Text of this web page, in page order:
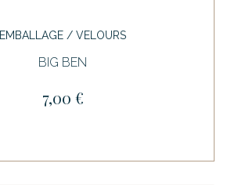
EMBALLAGE / VELOURS
BIG BEN
7,00 €